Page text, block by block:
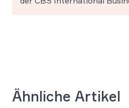
Ähnliche Artikel